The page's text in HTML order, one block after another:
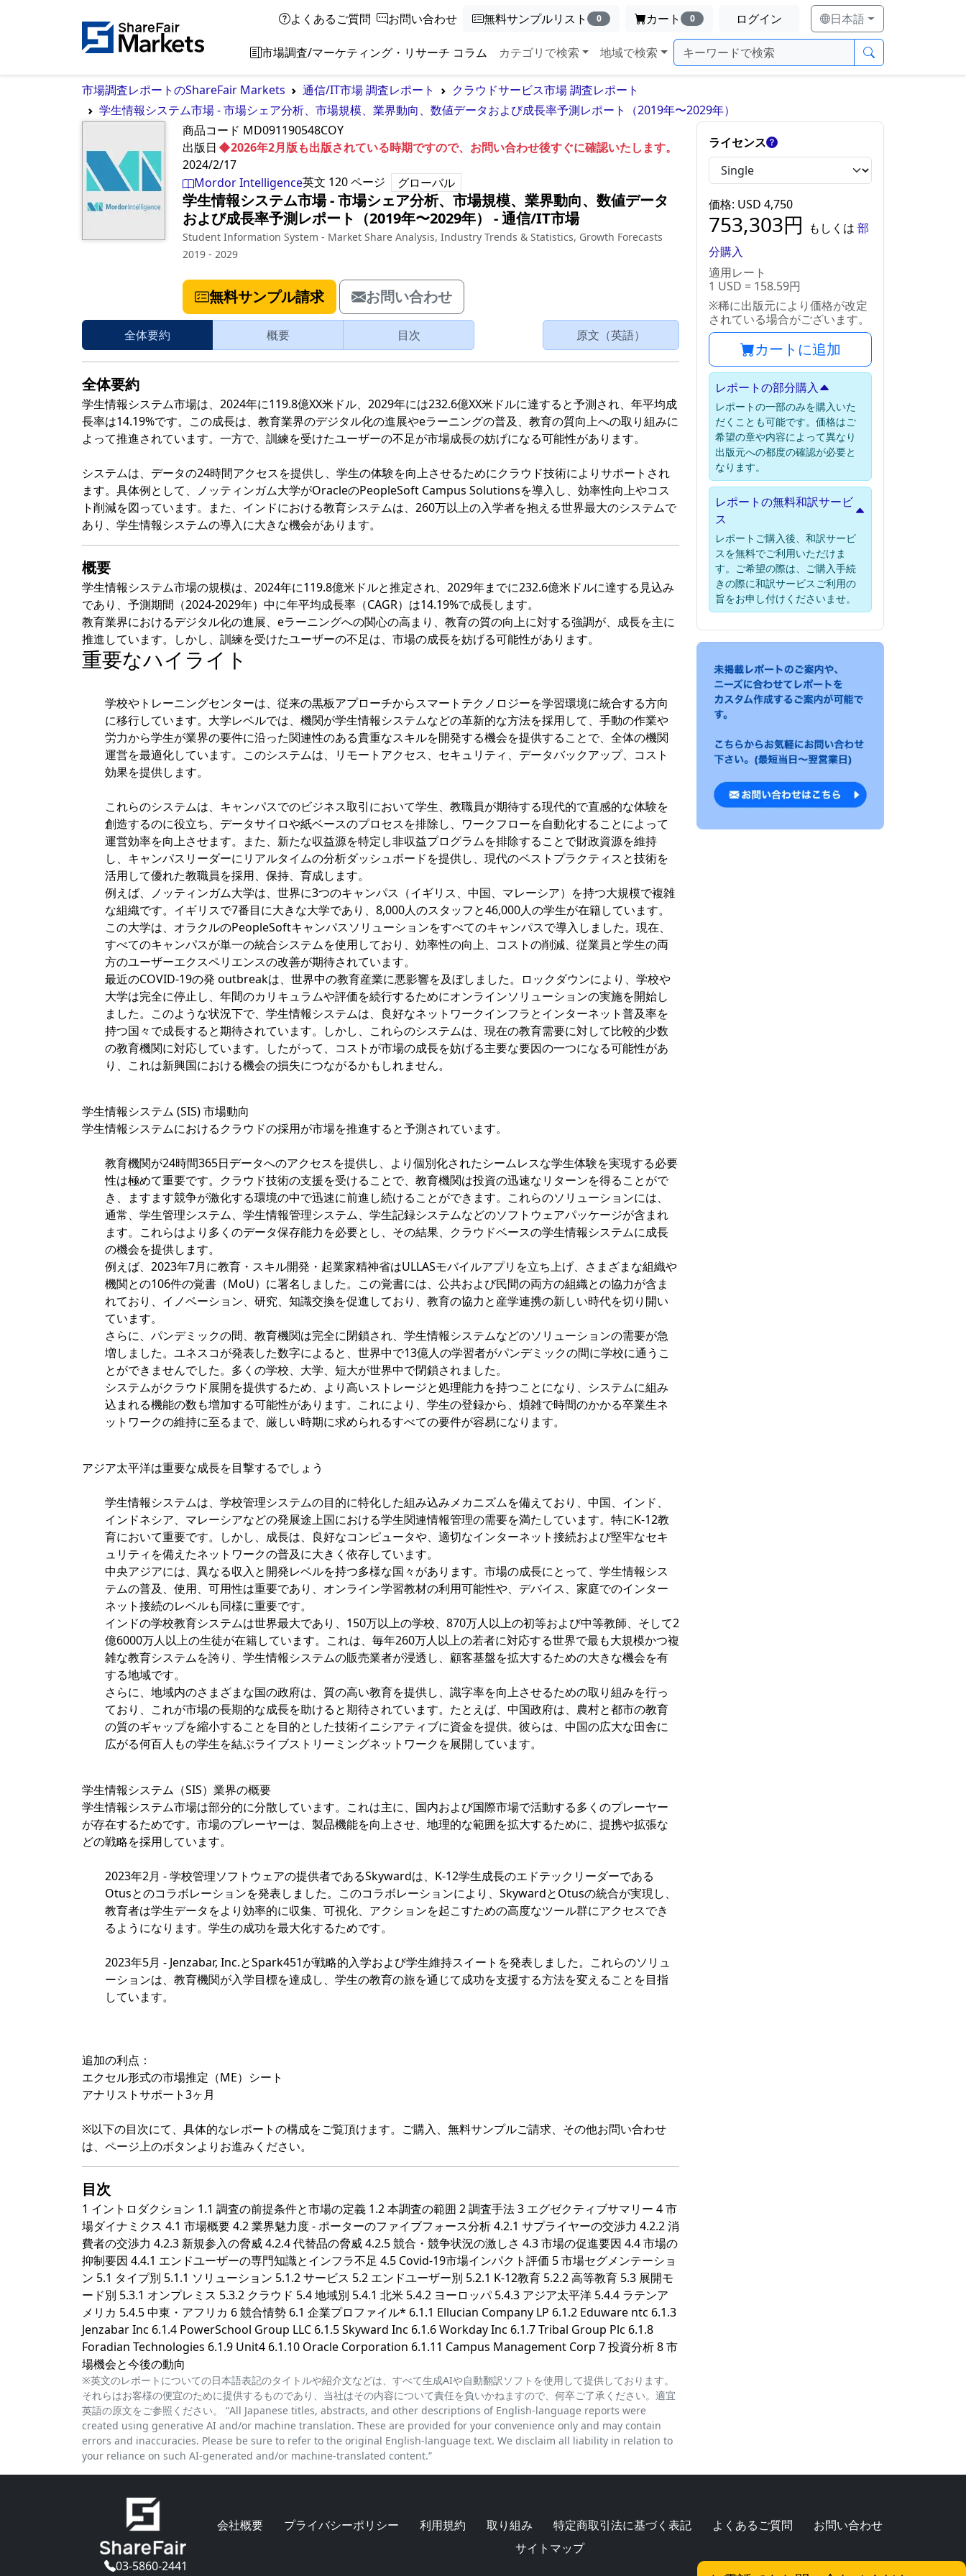
よくあるご質問 お問い合わせ 無料サンプルリスト 0 カート 0 ログイン 日本語
市場調査/マーケティング・リサーチ コラム カテゴリで検索 地域で検索
市場調査レポートのShareFair Markets 通信/IT市場 調査レポート
クラウドサービス市場 調査レポート
学生情報システム市場 - 市場シェア分析、市場規模、業界動向、数値データおよび成長率予測レポート（2019年〜2029年）
商品コード MD091190548COY
◆2026年2月版も出版されている時期ですので、お問い合わせ後すぐに確認いたします。
出版日
2024/2/17
Mordor Intelligence英文 120ページ グローバル
学生情報システム市場 - 市場シェア分析、市場規模、業界動向、数値データ
および成長率予測レポート（2019年〜2029年）
‐通信/IT市場
Student Information System - Market Share Analysis, Industry Trends & Statistics, Growth Forecasts
2019 - 2029
無料サンプル請求 お問い合わせ
全体要約 概要 目次 原文（英語）
全体要約
学生情報システム市場は、2024年に119.8億XX米ドル、2029年には232.6億XX米ドルに達すると予測され、年平均成
長率は14.19%です。この成長は、教育業界のデジタル化の進展やeラーニングの普及、教育の質向上への取り組みに
よって推進されています。一方で、訓練を受けたユーザーの不足が市場成長の妨げになる可能性があります。
システムは、データの24時間アクセスを提供し、学生の体験を向上させるためにクラウド技術によりサポートされ
ます。具体例として、ノッティンガム大学がOracleのPeopleSoft Campus Solutionsを導入し、効率性向上やコス
ト削減を図っています。また、インドにおける教育システムは、260万以上の入学者を抱える世界最大のシステムで
あり、学生情報システムの導入に大きな機会があります。
概要
学生情報システム市場の規模は、2024年に119.8億米ドルと推定され、2029年までに232.6億米ドルに達する見込み
であり、予測期間（2024-2029年）中に年平均成長率（CAGR）は14.19%で成長します。
教育業界におけるデジタル化の進展、eラーニングへの関心の高まり、教育の質の向上に対する強調が、成長を主に
推進しています。しかし、訓練を受けたユーザーの不足は、市場の成長を妨げる可能性があります。
重要なハイライト
学校やトレーニングセンターは、従来の黒板アプローチからスマートテクノロジーを学習環境に統合する方向
に移行しています。大学レベルでは、機関が学生情報システムなどの革新的な方法を採用して、手動の作業や
労力から学生が業界の要件に沿った関連性のある貴重なスキルを開発する機会を提供することで、全体の機関
運営を最適化しています。このシステムは、リモートアクセス、セキュリティ、データバックアップ、コスト
効果を提供します。
これらのシステムは、キャンパスでのビジネス取引において学生、教職員が期待する現代的で直感的な体験を
創造するのに役立ち、データサイロや紙ベースのプロセスを排除し、ワークフローを自動化することによって
運営効率を向上させます。また、新たな収益源を特定し非収益プログラムを排除することで財政資源を維持
し、キャンパスリーダーにリアルタイムの分析ダッシュボードを提供し、現代のベストプラクティスと技術を
活用して優れた教職員を採用、保持、育成します。
例えば、ノッティンガム大学は、世界に3つのキャンパス（イギリス、中国、マレーシア）を持つ大規模で複雑
な組織です。イギリスで7番目に大きな大学であり、8,000人のスタッフと46,000人の学生が在籍しています。
この大学は、オラクルのPeopleSoftキャンパスソリューションをすべてのキャンパスで導入しました。現在、
すべてのキャンパスが単一の統合システムを使用しており、効率性の向上、コストの削減、従業員と学生の両
方のユーザーエクスペリエンスの改善が期待されています。
最近のCOVID-19の発 outbreakは、世界中の教育産業に悪影響を及ぼしました。ロックダウンにより、学校や
大学は完全に停止し、年間のカリキュラムや評価を続行するためにオンラインソリューションの実施を開始し
ました。このような状況下で、学生情報システムは、良好なネットワークインフラとインターネット普及率を
持つ国々で成長すると期待されています。しかし、これらのシステムは、現在の教育需要に対して比較的少数
の教育機関に対応しています。したがって、コストが市場の成長を妨げる主要な要因の一つになる可能性があ
り、これは新興国における機会の損失につながるかもしれません。
学生情報システム (SIS) 市場動向
学生情報システムにおけるクラウドの採用が市場を推進すると予測されています。
教育機関が24時間365日データへのアクセスを提供し、より個別化されたシームレスな学生体験を実現する必要
性は極めて重要です。クラウド技術の支援を受けることで、教育機関は投資の迅速なリターンを得ることがで
き、ますます競争が激化する環境の中で迅速に前進し続けることができます。これらのソリューションには、
通常、学生管理システム、学生情報管理システム、学生記録システムなどのソフトウェアパッケージが含まれ
ます。これらはより多くのデータ保存能力を必要とし、その結果、クラウドベースの学生情報システムに成長
の機会を提供します。
例えば、2023年7月に教育・スキル開発・起業家精神省はULLASモバイルアプリを立ち上げ、さまざまな組織や
機関との106件の覚書（MoU）に署名しました。この覚書には、公共および民間の両方の組織との協力が含ま
れており、イノベーション、研究、知識交換を促進しており、教育の協力と産学連携の新しい時代を切り開い
ています。
さらに、パンデミックの間、教育機関は完全に閉鎖され、学生情報システムなどのソリューションの需要が急
増しました。ユネスコが発表した数字によると、世界中で13億人の学習者がパンデミックの間に学校に通うこ
とができませんでした。多くの学校、大学、短大が世界中で閉鎖されました。
システムがクラウド展開を提供するため、より高いストレージと処理能力を持つことになり、システムに組み
込まれる機能の数も増加する可能性があります。これにより、学生の登録から、煩雑で時間のかかる卒業生ネ
ットワークの維持に至るまで、厳しい時期に求められるすべての要件が容易になります。
アジア太平洋は重要な成長を目撃するでしょう
学生情報システムは、学校管理システムの目的に特化した組み込みメカニズムを備えており、中国、インド、
インドネシア、マレーシアなどの発展途上国における学生関連情報管理の需要を満たしています。特にK-12教
育において重要です。しかし、成長は、良好なコンピュータや、適切なインターネット接続および堅牢なセキ
ュリティを備えたネットワークの普及に大きく依存しています。
中央アジアには、異なる収入と開発レベルを持つ多様な国々があります。市場の成長にとって、学生情報シス
テムの普及、使用、可用性は重要であり、オンライン学習教材の利用可能性や、デバイス、家庭でのインター
ネット接続のレベルも同様に重要です。
インドの学校教育システムは世界最大であり、150万以上の学校、870万人以上の初等および中等教師、そして2
億6000万人以上の生徒が在籍しています。これは、毎年260万人以上の若者に対応する世界で最も大規模かつ複
雑な教育システムを誇り、学生情報システムの販売業者が浸透し、顧客基盤を拡大するための大きな機会を有
する地域です。
さらに、地域内のさまざまな国の政府は、質の高い教育を提供し、識字率を向上させるための取り組みを行っ
ており、これが市場の長期的な成長を助けると期待されています。たとえば、中国政府は、農村と都市の教育
の質のギャップを縮小することを目的とした技術イニシアティブに資金を提供。彼らは、中国の広大な田舎に
広がる何百人もの学生を結ぶライブストリーミングネットワークを展開しています。
学生情報システム（SIS）業界の概要
学生情報システム市場は部分的に分散しています。これは主に、国内および国際市場で活動する多くのプレーヤー
が存在するためです。市場のプレーヤーは、製品機能を向上させ、地理的な範囲を拡大するために、提携や拡張な
どの戦略を採用しています。
2023年2月 - 学校管理ソフトウェアの提供者であるSkywardは、K-12学生成長のエドテックリーダーである
Otusとのコラボレーションを発表しました。このコラボレーションにより、SkywardとOtusの統合が実現し、
教育者は学生データをより効率的に収集、可視化、アクションを起こすための高度なツール群にアクセスでき
るようになります。学生の成功を最大化するためです。
2023年5月 - Jenzabar, Inc.とSpark451が戦略的入学および学生維持スイートを発表しました。これらのソリュ
ーションは、教育機関が入学目標を達成し、学生の教育の旅を通じて成功を支援する方法を変えることを目指
しています。
追加の利点：
エクセル形式の市場推定（ME）シート
アナリストサポート3ヶ月
※以下の目次にて、具体的なレポートの構成をご覧頂けます。ご購入、無料サンプルご請求、その他お問い合わせ
は、ページ上のボタンよりお進みください。
目次
1 イントロダクション 1.1 調査の前提条件と市場の定義 1.2 本調査の範囲 2 調査手法 3 エグゼクティブサマリー 4 市
場ダイナミクス 4.1 市場概要 4.2 業界魅力度 - ポーターのファイブフォース分析 4.2.1 サプライヤーの交渉力 4.2.2 消
費者の交渉力 4.2.3 新規参入の脅威 4.2.4 代替品の脅威 4.2.5 競合・競争状況の激しさ 4.3 市場の促進要因 4.4 市場の
抑制要因 4.4.1 エンドユーザーの専門知識とインフラ不足 4.5 Covid-19市場インパクト評価 5 市場セグメンテーショ
ン 5.1 タイプ別 5.1.1 ソリューション 5.1.2 サービス 5.2 エンドユーザー別 5.2.1 K-12教育 5.2.2 高等教育 5.3 展開モ
ード別 5.3.1 オンプレミス 5.3.2 クラウド 5.4 地域別 5.4.1 北米 5.4.2 ヨーロッパ 5.4.3 アジア太平洋 5.4.4 ラテンア
メリカ 5.4.5 中東・アフリカ 6 競合情勢 6.1 企業プロファイル* 6.1.1 Ellucian Company LP 6.1.2 Eduware ntc 6.1.3
Jenzabar Inc 6.1.4 PowerSchool Group LLC 6.1.5 Skyward Inc 6.1.6 Workday Inc 6.1.7 Tribal Group Plc 6.1.8
Foradian Technologies 6.1.9 Unit4 6.1.10 Oracle Corporation 6.1.11 Campus Management Corp 7 投資分析 8 市
場機会と今後の動向
※英文のレポートについての日本語表記のタイトルや紹介文などは、すべて生成AIや自動翻訳ソフトを使用して提供しております。
それらはお客様の便宜のために提供するものであり、当社はその内容について責任を負いかねますので、何卒ご了承ください。適宜
英語の原文をご参照ください。 “All Japanese titles, abstracts, and other descriptions of English-language reports were
created using generative AI and/or machine translation. These are provided for your convenience only and may contain
errors and inaccuracies. Please be sure to refer to the original English-language text. We disclaim all liability in relation to
your reliance on such AI-generated and/or machine-translated content.”
ライセンス
価格: USD 4,750
753,303円 もしくは 部
分購入
適用レート
1 USD = 158.59円
※稀に出版元により価格が改定
されている場合がございます。
カートに追加
レポートの部分購入
レポートの一部のみを購入いた
だくことも可能です。価格はご
希望の章や内容によって異なり
出版元への都度の確認が必要と
なります。
レポートの無料和訳サービ
ス
レポートご購入後、和訳サービ
スを無料でご利用いただけま
す。ご希望の際は、ご購入手続
きの際に和訳サービスご利用の
旨をお申し付けくださいませ。
03-5860-2441
会社概要 プライバシーポリシー 利用規約 取り組み 特定商取引法に基づく表記 よくあるご質問
お問い合わせ
サイトマップ